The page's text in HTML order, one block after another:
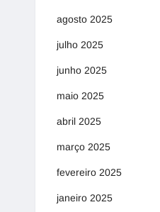
agosto 2025
julho 2025
junho 2025
maio 2025
abril 2025
março 2025
fevereiro 2025
janeiro 2025